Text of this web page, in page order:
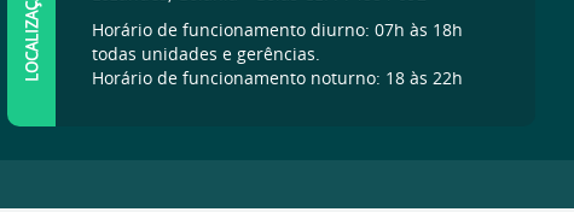
LOCALIZAÇÃO
Horário de funcionamento diurno: 07h às 18h
todas unidades e gerências.
Horário de funcionamento noturno: 18 às 22h